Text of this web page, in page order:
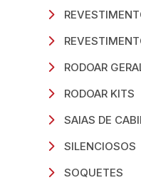
RODOAR
RODOAR KITS
SAIAS DE
SILENCIOSOS
SOQUETES